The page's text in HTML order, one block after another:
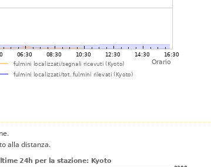
alla distanza.